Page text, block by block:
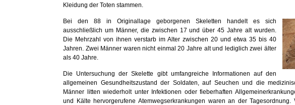
Kleidung der Toten stammen.
Bei den 88 in Originallage geborgenen Skeletten handelt es sich
ausschließlich um Männer, die zwischen 17 und über 45 Jahre alt wurden.
Die Mehrzahl von ihnen verstarb im Alter zwischen 20 und etwa 35 bis 40
Jahren. Zwei Männer waren nicht einmal 20 Jahre alt und lediglich zwei älter
als 40 Jahre.
Die Untersuchung der Skelette gibt umfangreiche Informationen auf den
allgemeinen Gesundheitszustand der Soldaten, auf Seuchen und die
Männer litten wiederholt unter Infektionen oder fieberhaften
und Kälte hervorgerufene Atemwegserkrankungen waren an der